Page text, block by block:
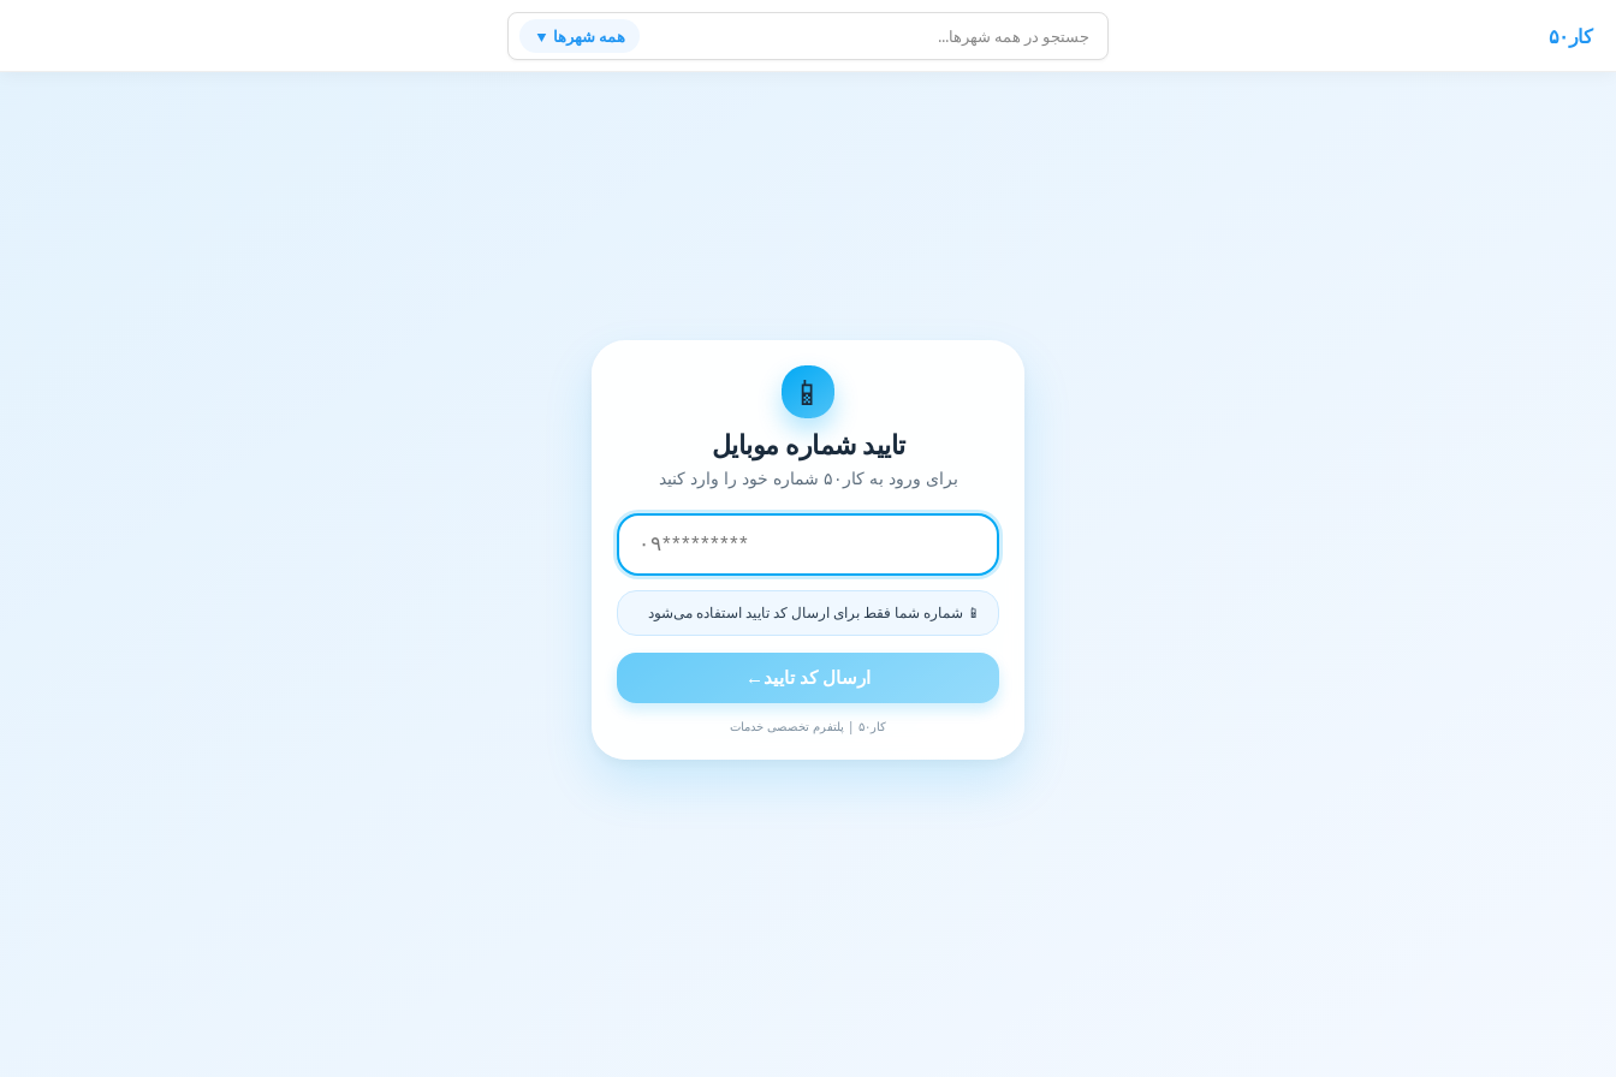
کار۵۰ همه شهرها ▼
📱
تایید شماره موبایل
برای ورود به کار۵۰ شماره خود را وارد کنید
📱 شماره شما فقط برای ارسال کد تایید استفاده می‌شود
ارسال کد تایید ←
کار۵۰ | پلتفرم تخصصی خدمات